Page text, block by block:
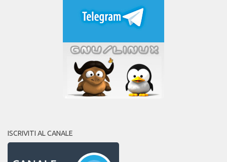
ISCRIVITI AL CANALE